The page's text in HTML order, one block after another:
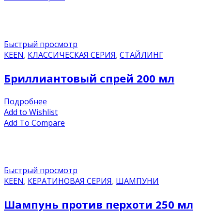
Быстрый просмотр
KEEN, КЛАССИЧЕСКАЯ СЕРИЯ, СТАЙЛИНГ
Бриллиантовый спрей 200 мл
Подробнее
Add to Wishlist
Add To Compare
Быстрый просмотр
KEEN, КЕРАТИНОВАЯ СЕРИЯ, ШАМПУНИ
Шампунь против перхоти 250 мл